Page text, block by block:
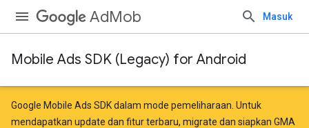
AdMob Masuk
Mobile Ads SDK (Legacy) for Android
Google Mobile Ads SDK dalam mode pemeliharaan. Untuk
mendapatkan update dan fitur terbaru, migrate dan siapkan GMA